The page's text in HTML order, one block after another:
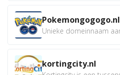
Pokemongogogo.nl
kortingcity.nl